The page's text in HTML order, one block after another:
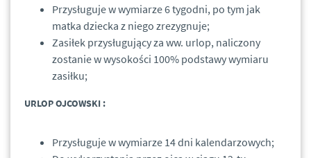
Przysługuje w wymiarze 6 tygodni, po tym jak
matka dziecka z niego zrezygnuje;
Zasiłek przysługujący za ww. urlop, naliczony
zostanie w wysokości 100% podstawy wymiaru
zasiłku;
URLOP OJCOWSKI :
Przysługuje w wymiarze 14 dni kalendarzowych;